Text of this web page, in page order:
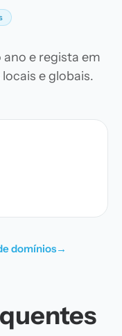
e regista em
e globais.
domínios→